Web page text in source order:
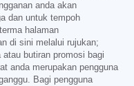
anda akan
dan untuk tempoh
halaman
di sini melalui rujukan;
butiran promosi bagi
anda merupakan pengguna
Bagi pengguna